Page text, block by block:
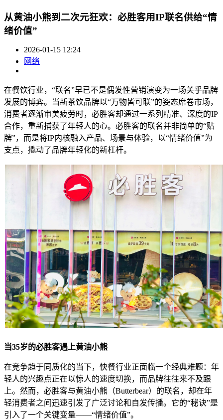
从黄油小熊到二次元狂欢：必胜客用IP联名供给“情
绪价值”
2026-01-15 12:24
网络
在餐饮行业，“联名”早已不是偶发性营销演变为一场关乎品牌
发展的博弈。当新茶饮品牌以“万物皆可联”的姿态席卷市场，
消费者逐渐审美疲劳时，必胜客却通过一系列精准、深度的IP
合作，重新捕获了年轻人的心。必胜客的联名并非简单的“贴
牌”，而是将IP内核融入产品、场景与体验，以“情绪价值”为
支点，撬动了品牌年轻化的新杠杆。
当35岁的必胜客遇上黄油小熊
在竞争趋于同质化的当下，快餐行业正面临一个经典难题：年
轻人的兴趣点正在以惊人的速度切换，而品牌往往来不及跟
上。然而，必胜客与黄油小熊（Butterbear）的联名，却在年
轻消费者之间迅速引发了广泛讨论和自发传播。它的“秘诀”是
引入了一个关键变量——“情绪价值”。